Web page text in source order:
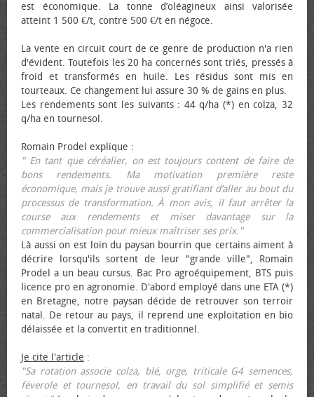
est économique. La tonne d’oléagineux ainsi valorisée
atteint 1 500 €/t, contre 500 €/t en négoce.
La vente en circuit court de ce genre de production n'a rien
d'évident. Toutefois les 20 ha concernés sont triés, pressés à
froid et transformés en huile. Les résidus sont mis en
tourteaux. Ce changement lui assure 30 % de gains en plus.
Les rendements sont les suivants : 44 q/ha (*) en colza, 32
q/ha en tournesol.
Romain Prodel explique :
" En tant que céréalier, on est toujours content de faire de
bons rendements. Ma motivation première reste
économique, mais je trouve aussi gratifiant d’aller au bout du
processus de transformation. À mon avis, il faut arrêter la
course aux rendements et miser davantage sur la
commercialisation pour mieux maîtriser ses prix."
Là aussi on est loin du paysan bourrin que certains aiment à
décrire lorsqu'ils sortent de leur "grande ville", Romain
Prodel a un beau cursus. Bac Pro agroéquipement, BTS puis
licence pro en agronomie. D'abord employé dans une ETA (*)
en Bretagne, notre paysan décide de retrouver son terroir
natal. De retour au pays, il reprend une exploitation en bio
délaissée et la convertit en traditionnel.
Je cite l'article :
"Sa rotation associe colza, blé, orge, triticale G4 semences,
féverole et tournesol, en travail du sol simplifié et semis